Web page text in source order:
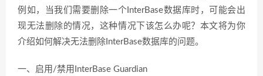
例如，当我们需要删除一个InterBase数据库时，可能会出
现无法删除的情况，这种情况下该怎么办呢？本文将为你
介绍如何解决无法删除InterBase数据库的问题。
一、启用/禁用InterBase Guardian